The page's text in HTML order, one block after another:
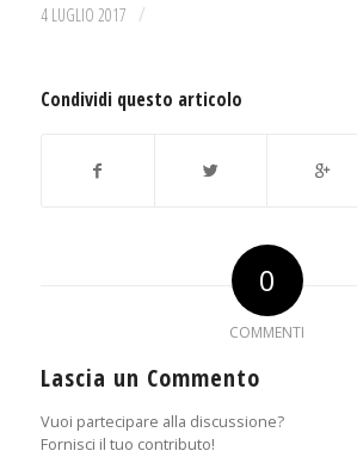
4 LUGLIO 2017 /
Condividi questo articolo
0
COMMENTI
Lascia un Commento
Vuoi partecipare alla discussione?
Fornisci il tuo contributo!